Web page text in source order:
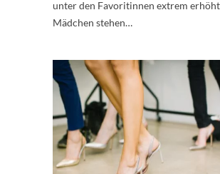
unter den Favoritinnen extrem
Mädchen stehen…